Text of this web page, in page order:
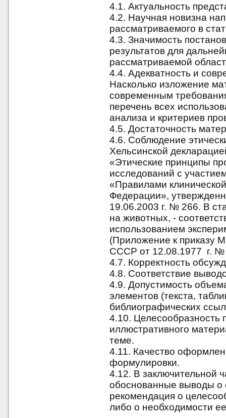
4.1. Актуальность
4.2. Научная новизна
рассматриваемого в
4.3. Значимость
результатов для
рассматриваемой
4.4. Адекватность и
Насколько изложение
современным
перечень всех
анализа и критериев
4.5. Достаточность
4.6. Соблюдение
Хельсинской
«Этические принципы
исследований с
«Правилами
Федерации»,
19.06.2003 г. № 266. В
на животных, -
использованием
(Приложение к приказу
СССР от 12.08.1977 г. №
4.7. Корректность
4.8. Соответствие
4.9. Допустимость
элементов (текста,
библиографических
4.10. Целесообразность
иллюстративного
теме.
4.11. Качество
формулировки.
4.12. В заключительной
обоснованные выводы о
рекомендация о
либо о необходимости